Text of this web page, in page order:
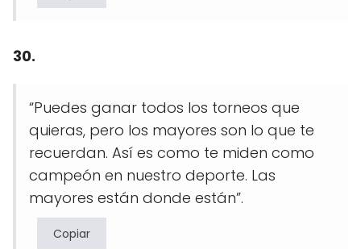
30.
“Puedes ganar todos los torneos que
quieras, pero los mayores son lo que te
recuerdan. Así es como te miden como
campeón en nuestro deporte. Las
mayores están donde están”.
Copiar